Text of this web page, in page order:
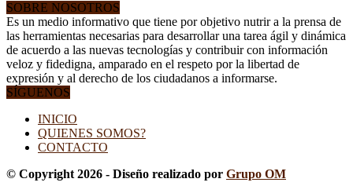
SOBRE NOSOTROS
Es un medio informativo que tiene por objetivo nutrir a la prensa de
las herramientas necesarias para desarrollar una tarea ágil y dinámica
de acuerdo a las nuevas tecnologías y contribuir con información
veloz y fidedigna, amparado en el respeto por la libertad de
expresión y al derecho de los ciudadanos a informarse.
SÍGUENOS
INICIO
QUIENES SOMOS?
CONTACTO
© Copyright 2026 - Diseño realizado por Grupo OM